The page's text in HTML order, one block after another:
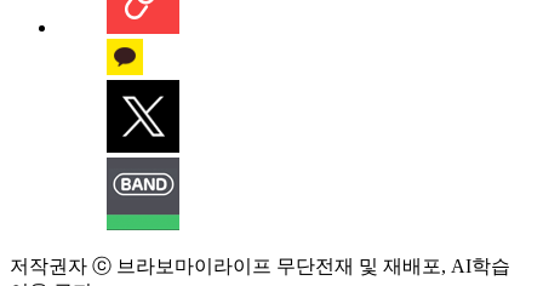
저작권자 ⓒ 브라보마이라이프 무단전재 및 재배포, AI학습